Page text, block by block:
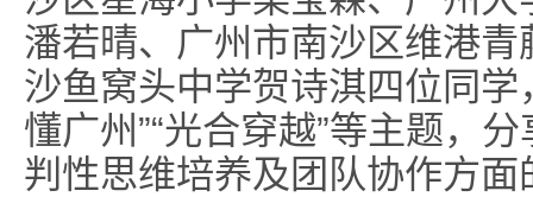
潘若晴、广州市南沙区维港
沙鱼窝头中学贺诗淇四位同学
懂广州”“光合穿越”等主题，
判性思维培养及团队协作方面